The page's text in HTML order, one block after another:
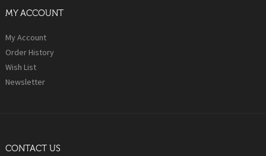
MY ACCOUNT
My Account
Order History
Wish List
Newsletter
CONTACT US